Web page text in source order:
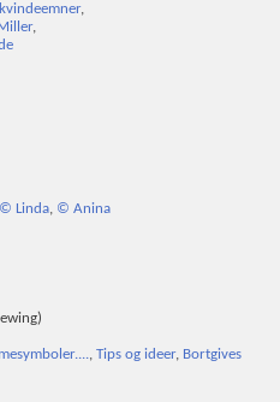
,
,
© Linda, © Anina
, Tips og ideer, Bortgives